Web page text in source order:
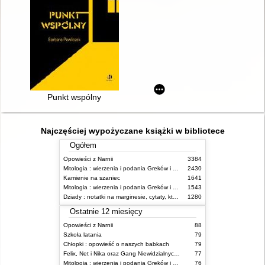
Punkt wspólny
Najczęściej wypożyczane książki w bibliotece
Ogółem
Opowieści z Narnii
3384
Mitologia : wierzenia i podania Greków i Rzymian
2430
Kamienie na szaniec
1641
Mitologia : wierzenia i podania Greków i Rzymian
1543
Dziady : notatki na marginesie, cytaty, które warto znać, streszczenie
1280
Ostatnie 12 miesięcy
Opowieści z Narnii
88
Szkoła latania
79
Chłopki : opowieść o naszych babkach
79
Felix, Net i Nika oraz Gang Niewidzialnych Ludzi
77
Mitologia : wierzenia i podania Greków i Rzymian
76